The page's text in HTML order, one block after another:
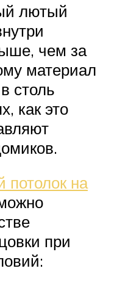
лютый
чем за
материал
столь
как это
потолок на
при